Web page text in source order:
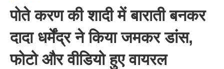
पोते करण की शादी में बाराती बनकर
दादा धर्मेंद्र ने किया जमकर डांस,
फोटो और वीडियो हुए वायरल